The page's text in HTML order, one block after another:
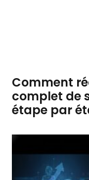
Comment
complet de
étape par